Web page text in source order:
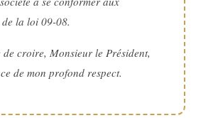
la loi 09-08.
de croire, Monsieur le Président,
de mon profond respect.